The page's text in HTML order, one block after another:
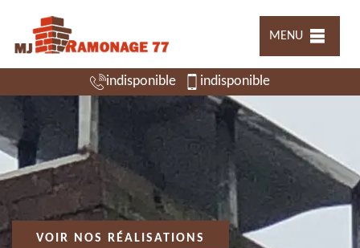
MENU
indisponible indisponible
VOIR NOS RÉALISATIONS